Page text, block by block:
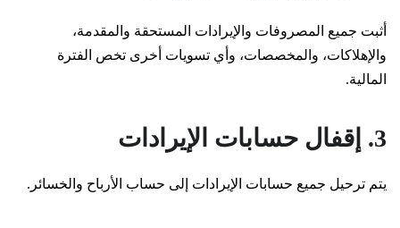
أثبت جميع المصروفات والإيرادات المستحقة والمقدمة،
والإهلاكات، والمخصصات، وأي تسويات أخرى تخص الفترة
المالية.
3. إقفال حسابات الإيرادات
يتم ترحيل جميع حسابات الإيرادات إلى حساب الأرباح والخسائر.